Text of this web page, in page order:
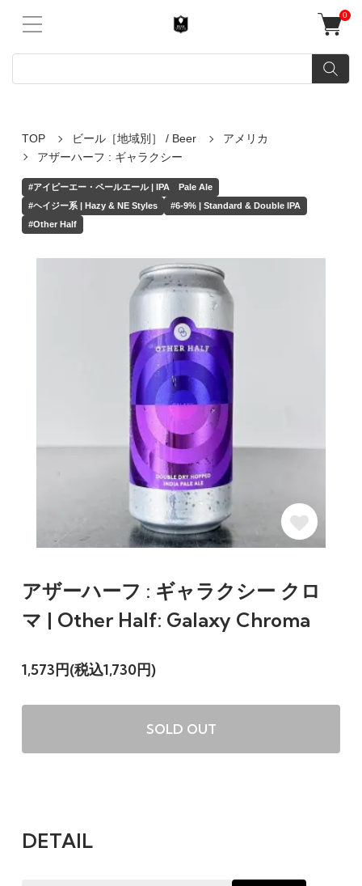
0
TOP ビール［地域別］ / Beer
アメリカ
アザーハーフ : ギャラクシー
#アイピーエー・ペールエール | IPA Pale Ale
#ヘイジー系 | Hazy & NE Styles
#6-9% | Standard & Double IPA
#Other Half
アザーハーフ : ギャラクシー クロ
マ | Other Half: Galaxy Chroma
1,573円(税込1,730円)
SOLD OUT
DETAIL